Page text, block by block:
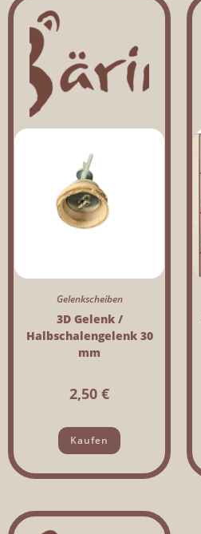
Gelenkscheiben
3D Gelenk /
Halbschalengelenk 30
mm
2,50 €
Kaufen